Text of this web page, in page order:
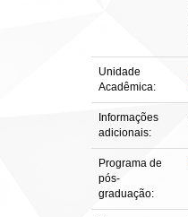
Unidade
Acadêmica:
Informações
adicionais:
Programa de
pós-
graduação: